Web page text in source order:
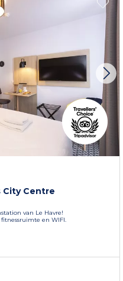
Centre
van Le Havre!
en WIFI.